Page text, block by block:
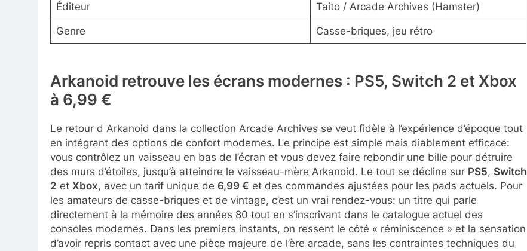
Éditeur Taito / Arcade Archives (Hamster)
Genre Casse-briques, jeu rétro
Arkanoid retrouve les écrans modernes : PS5, Switch 2 et Xbox
à 6,99 €
Le retour d Arkanoid dans la collection Arcade Archives se veut fidèle à l’expérience d’époque tout
en intégrant des options de confort modernes. Le principe est simple mais diablement efficace:
vous contrôlez un vaisseau en bas de l’écran et vous devez faire rebondir une bille pour détruire
des murs d’étoiles, jusqu’à atteindre le vaisseau-mère Arkanoid. Le tout se décline sur PS5, Switch
2 et Xbox, avec un tarif unique de 6,99 € et des commandes ajustées pour les pads actuels. Pour
les amateurs de casse-briques et de vintage, c’est un vrai rendez-vous: un titre qui parle
directement à la mémoire des années 80 tout en s’inscrivant dans le catalogue actuel des
consoles modernes. Dans les premiers instants, on ressent le côté « réminiscence » et la sensation
d’avoir repris contact avec une pièce majeure de l’ère arcade, sans les contraintes techniques du